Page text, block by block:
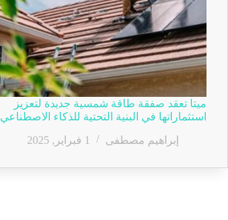
ميتا تعقد صفقة طاقة شمسية جديدة لتعزيز
استثماراتها في البنية التحتية للذكاء الاصطناعي
إبراهيم مصطفى
1 فبراير, 2025